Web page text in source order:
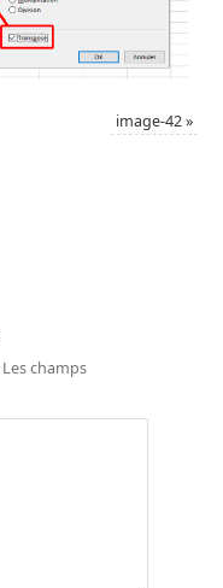
image-42»
Les champs